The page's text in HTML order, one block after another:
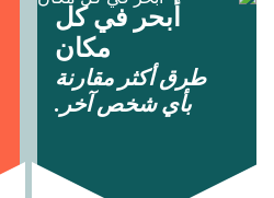
أبحر في كل
مكان
طرق أكثر مقارنة
بأي شخص آخر.